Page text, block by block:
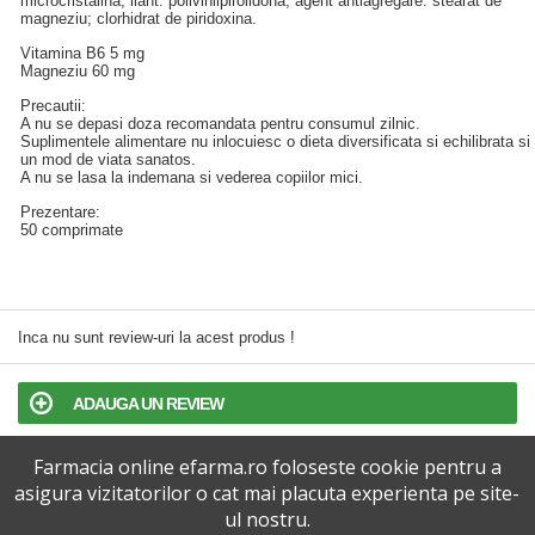
magneziu; clorhidrat de piridoxina.
Vitamina B6 5 mg
Magneziu 60 mg
Precautii:
A nu se depasi doza recomandata pentru consumul zilnic.
Suplimentele alimentare nu inlocuiesc o dieta diversificata si echilibrata si
un mod de viata sanatos.
A nu se lasa la indemana si vederea copiilor mici.
Prezentare:
50 comprimate
Inca nu sunt review-uri la acest produs !
ADAUGA UN REVIEW
TERMENI SI CONDITII
Farmacia online efarma.ro foloseste cookie pentru a
asigura vizitatorilor o cat mai placuta experienta pe site-
ul nostru.